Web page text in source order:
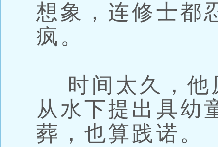
想象，连修士都
疯。
时间太久，他
从水下提出具幼
葬，也算践诺。